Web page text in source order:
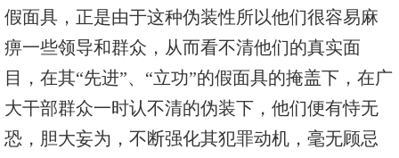
假面具，正是由于这种伪装性所以他们很容易麻
痹一些领导和群众，从而看不清他们的真实面
目，在其“先进”、“立功”的假面具的掩盖下，在广
大干部群众一时认不清的伪装下，他们便有恃无
恐，胆大妄为，不断强化其犯罪动机，毫无顾忌